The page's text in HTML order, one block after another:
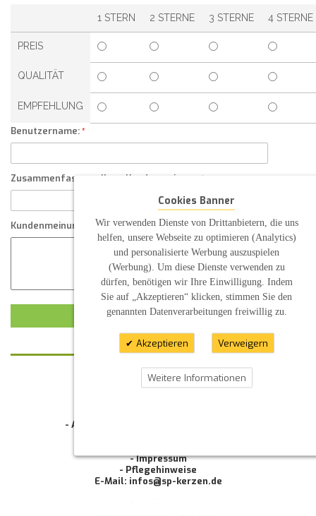
1 STERN 2 STERNE 3 STERNE 4 STERNE
PREIS
QUALITÄT
EMPFEHLUNG
Benutzername:
Zusammenfassung Ihrer Kundenmeinung
Kundenmeinung
KUNDENMEINUNG ABSCHICKEN
KONTAKT
- Allgemeine Geschäftsbedingung (AGB)
- Impressum
- Pflegehinweise
E-Mail: infos@sp-kerzen.de
Cookies Banner
Wir verwenden Dienste von Drittanbietern, die uns
helfen, unsere Webseite zu optimieren (Analytics)
und personalisierte Werbung auszuspielen
(Werbung). Um diese Dienste verwenden zu
dürfen, benötigen wir Ihre Einwilligung. Indem
Sie auf „Akzeptieren“ klicken, stimmen Sie den
genannten Datenverarbeitungen freiwillig zu.
Akzeptieren Verweigern
Weitere Informationen